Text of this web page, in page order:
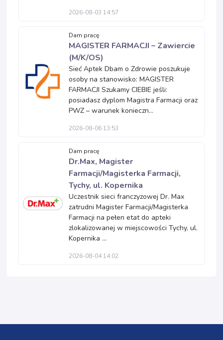
2026-08-03 14:57
Dam pracę
MAGISTER FARMACJI – Zawiercie
(M/K/OS)
Sieć Aptek Dbam o Zdrowie poszukuje
osoby na stanowisko: MAGISTER
FARMACJI Szukamy CIEBIE jeśli:
posiadasz dyplom Magistra Farmacji oraz
PWZ – warunek konieczn...
2026-08-06 13:53
Dam pracę
Dr.Max, Magister
Farmacji/Magisterka Farmacji,
Tychy, ul. Kopernika
Uczestnik sieci franczyzowej Dr. Max
zatrudni Magister Farmacji/Magisterka
Farmacji na pełen etat do apteki
zlokalizowanej w miejscowości Tychy, ul.
Kopernika ...
2026-08-04 14:02